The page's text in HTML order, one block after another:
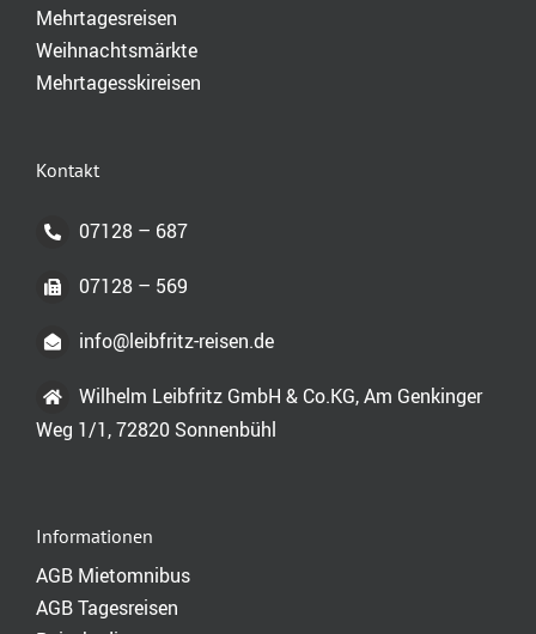
Kontakt
07128 – 687
07128 – 569
info@leibfritz-reisen.de
Wilhelm Leibfritz GmbH & Co.KG, Am Genkinger
Weg 1/1, 72820 Sonnenbühl
Mehrtagesreisen
Weihnachtsmärkte
Mehrtagesskireisen
Informationen
AGB Mietomnibus
AGB Tagesreisen